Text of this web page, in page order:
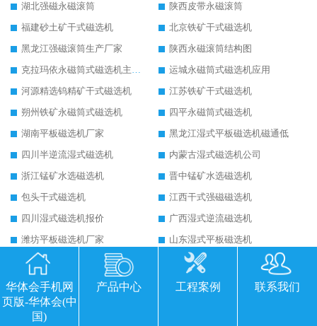
湖北强磁永磁滚筒
陕西皮带永磁滚筒
福建砂土矿干式磁选机
北京铁矿干式磁选机
黑龙江强磁滚筒生产厂家
陕西永磁滚筒结构图
克拉玛依永磁筒式磁选机主要技术参数
运城永磁筒式磁选机应用
河源精选钨精矿干式磁选机
江苏铁矿干式磁选机
朔州铁矿永磁筒式磁选机
四平永磁筒式磁选机
湖南平板磁选机厂家
黑龙江湿式平板磁选机磁通低
四川半逆流湿式磁选机
内蒙古湿式磁选机公司
浙江锰矿水选磁选机
晋中锰矿水选磁选机
包头干式磁选机
江西干式强磁磁选机
四川湿式磁选机报价
广西湿式逆流磁选机
潍坊平板磁选机厂家
山东湿式平板磁选机
云南高强磁磁选机厂家
湖北高强磁磁选机可以去氧化铝
广西超强皮带辊式磁选机
山东四辊干式磁选机
广西铁矿干式磁选机
华体会手机网
页版-华体会(中
国)
产品中心 工程案例 联系我们